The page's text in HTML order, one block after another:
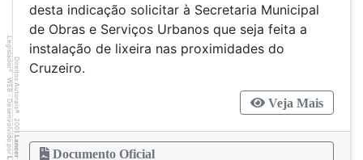
desta indicação solicitar à Secretaria Municipal
de Obras e Serviços Urbanos que seja feita a
instalação de lixeira nas proximidades do
Cruzeiro.
Veja Mais
Documento Oficial
Direitos Autorais
©
2001
Lancer
Legislador
®
WEB - Desenvolvido por